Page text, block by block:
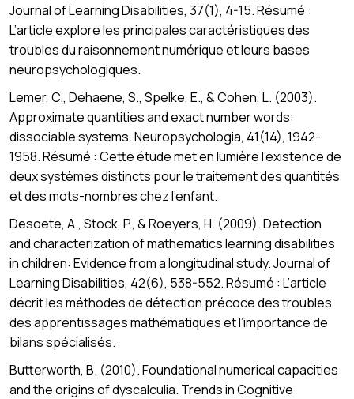
Journal of Learning Disabilities, 37(1), 4-15. Résumé :
L’article explore les principales caractéristiques des
troubles du raisonnement numérique et leurs bases
neuropsychologiques.
Lemer, C., Dehaene, S., Spelke, E., & Cohen, L. (2003).
Approximate quantities and exact number words:
dissociable systems. Neuropsychologia, 41(14), 1942-
1958. Résumé : Cette étude met en lumière l’existence de
deux systèmes distincts pour le traitement des quantités
et des mots-nombres chez l’enfant.
Desoete, A., Stock, P., & Roeyers, H. (2009). Detection
and characterization of mathematics learning disabilities
in children: Evidence from a longitudinal study. Journal of
Learning Disabilities, 42(6), 538-552. Résumé : L’article
décrit les méthodes de détection précoce des troubles
des apprentissages mathématiques et l’importance de
bilans spécialisés.
Butterworth, B. (2010). Foundational numerical capacities
and the origins of dyscalculia. Trends in Cognitive